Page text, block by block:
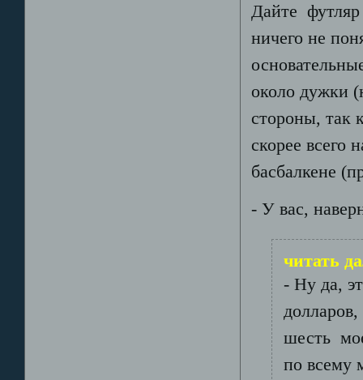
Дайте
ничего не
около дужки
стороны, так
скорее всего
басбалкене
- У вас,
читать
- Ну да,
шесть
по всему